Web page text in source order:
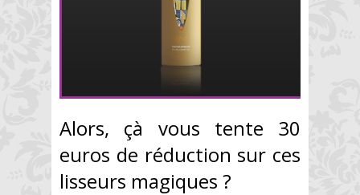
Alors, çà vous tente 30
euros de réduction sur ces
lisseurs magiques ?